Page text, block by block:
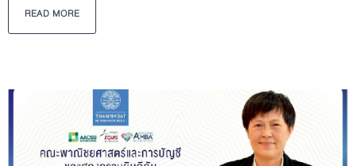
READ MORE